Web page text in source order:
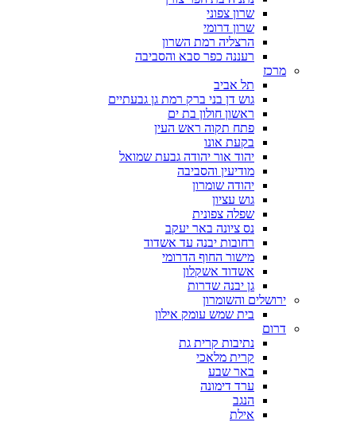
שרון צפוני
שרון דרומי
הרצליה רמת השרון
רעננה כפר סבא והסביבה
מרכז
תל אביב
גוש דן בני ברק רמת גן גבעתיים
ראשון חולון בת ים
פתח תקוה ראש העין
בקעת אונו
יהוד אור יהודה גבעת שמואל
מודיעין והסביבה
יהודה שומרון
גוש עציון
שפלה צפונית
נס ציונה באר יעקב
רחובות יבנה עד אשדוד
מישור החוף הדרומי
אשדוד אשקלון
גן יבנה שדרות
ירושלים והשומרון
בית שמש עומק אילון
דרום
נתיבות קרית גת
קרית מלאכי
באר שבע
ערד דימונה
הנגב
אילת